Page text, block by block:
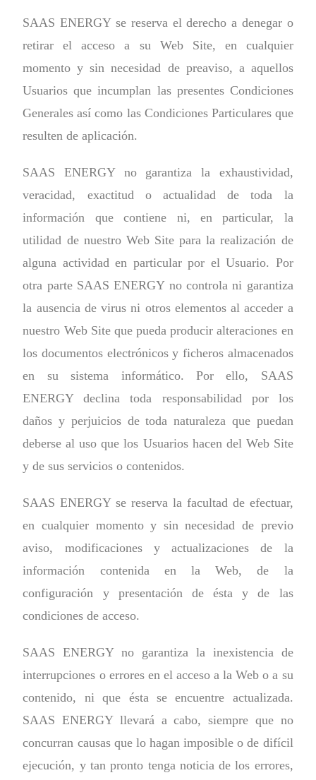
SAAS ENERGY se reserva el derecho a denegar o
retirar el acceso a su Web Site, en cualquier
momento y sin necesidad de preaviso, a aquellos
Usuarios que incumplan las presentes Condiciones
Generales así como las Condiciones Particulares que
resulten de aplicación.
SAAS ENERGY no garantiza la exhaustividad,
veracidad, exactitud o actualidad de toda la
información que contiene ni, en particular, la
utilidad de nuestro Web Site para la realización de
alguna actividad en particular por el Usuario. Por
otra parte SAAS ENERGY no controla ni garantiza
la ausencia de virus ni otros elementos al acceder a
nuestro Web Site que pueda producir alteraciones en
los documentos electrónicos y ficheros almacenados
en su sistema informático. Por ello, SAAS
ENERGY declina toda responsabilidad por los
daños y perjuicios de toda naturaleza que puedan
deberse al uso que los Usuarios hacen del Web Site
y de sus servicios o contenidos.
SAAS ENERGY se reserva la facultad de efectuar,
en cualquier momento y sin necesidad de previo
aviso, modificaciones y actualizaciones de la
información contenida en la Web, de la
configuración y presentación de ésta y de las
condiciones de acceso.
SAAS ENERGY no garantiza la inexistencia de
interrupciones o errores en el acceso a la Web o a su
contenido, ni que ésta se encuentre actualizada.
SAAS ENERGY llevará a cabo, siempre que no
concurran causas que lo hagan imposible o de difícil
ejecución, y tan pronto tenga noticia de los errores,